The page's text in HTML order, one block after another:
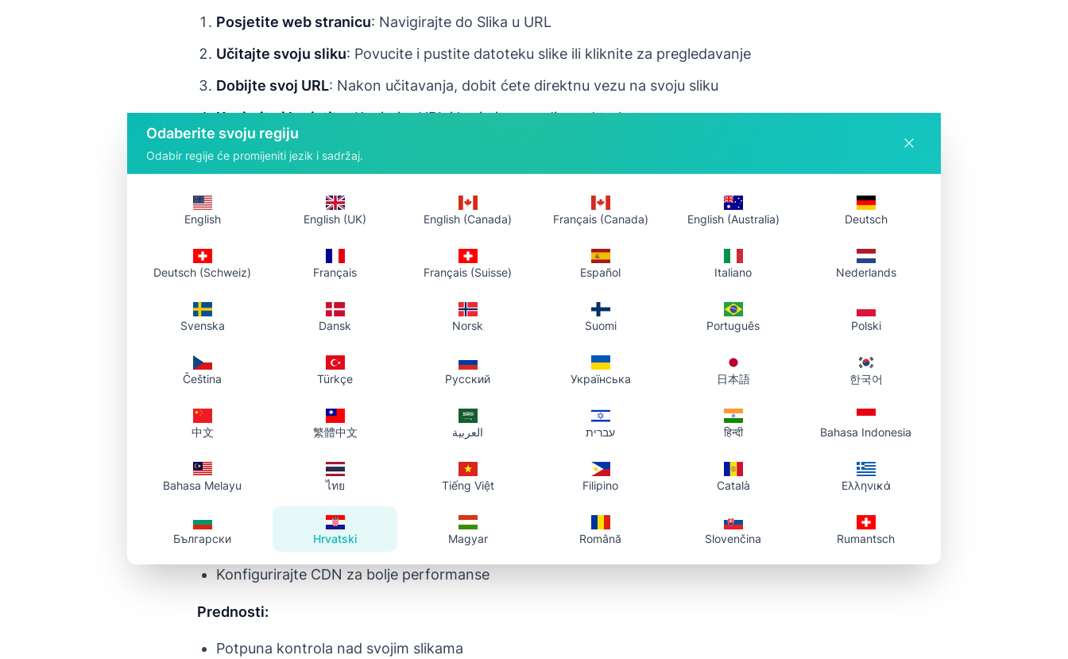
Posjetite web stranicu: Navigirajte do Slika u URL
Učitajte svoju sliku: Povucite i pustite datoteku slike ili kliknite za pregledavanje
Dobijte svoj URL: Nakon učitavanja, dobit ćete direktnu vezu na svoju sliku
Kopirajte i koristite: Kopirajte URL i koristite ga gdje god trebate
Prednosti:
✅ Brzo učitavanje i obrada
✅ Direktne CDN veze za optimalne performanse
✅ 10 prijenosa/dan, 2MB po datoteci
Metoda 2: Usluge pohrane u oblaku
Popularne usluge pohrane u oblaku nude hostiranje slika s direktnim pristupom URL-u:
Google Cloud Storage / AWS S3:
Učitajte slike u svoj bucket
Postavite odgovarajuće dozvole
Pristupite slikama putem direktnih URL-ova
Konfigurirajte CDN za bolje performanse
Prednosti:
Potpuna kontrola nad svojim slikama
Odaberite svoju regiju
Odabir regije će promijeniti jezik i sadržaj.
English English (UK) English (Canada) Français (Canada) English (Australia) Deutsch
Deutsch (Schweiz) Français Français (Suisse) Español Italiano Nederlands
Svenska Dansk Norsk Suomi Português Polski
Čeština Türkçe Русский Українська 日本語 한국어
中文 繁體中文 العربية עברית हिन्दी Bahasa Indonesia
Bahasa Melayu ไทย Tiếng Việt Filipino Català Ελληνικά
Български Hrvatski Magyar Română Slovenčina Rumantsch